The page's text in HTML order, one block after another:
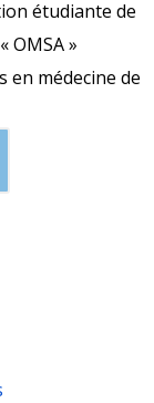
étudiante de
OMSA »
en médecine de